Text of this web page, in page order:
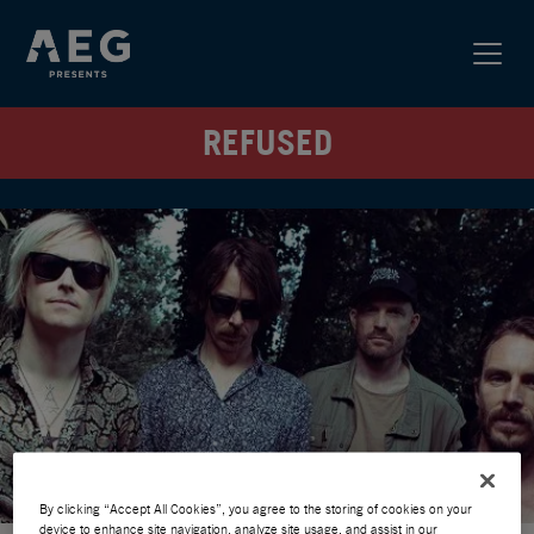
REFUSED
By clicking “Accept All Cookies”, you agree to the storing of cookies on your
device to enhance site navigation, analyze site usage, and assist in our